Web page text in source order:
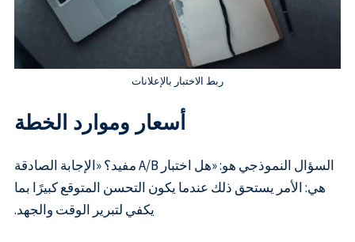
ربط الاختبار بالإعلانات
أسعار وموارد الخطة
السؤال النموذجي هو: «هل اختبار A/B مفيد؟ «الإجابة الصادقة
هي: الأمر يستحق ذلك عندما يكون التحسن المتوقع كبيرًا بما
يكفي لتبرير الوقت والجهد.